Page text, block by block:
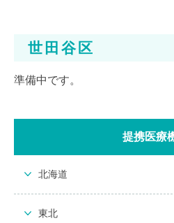
世田谷区
準備中です。
提携医療
北海道
東北